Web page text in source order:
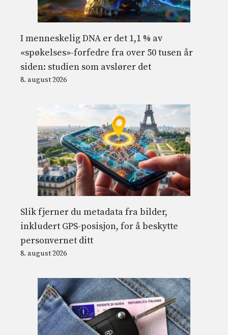
I menneskelig DNA er det 1,1 % av
«spøkelses»-forfedre fra over 50 tusen år
siden: studien som avslører det
8. august 2026
Slik fjerner du metadata fra bilder,
inkludert GPS-posisjon, for å beskytte
personvernet ditt
8. august 2026